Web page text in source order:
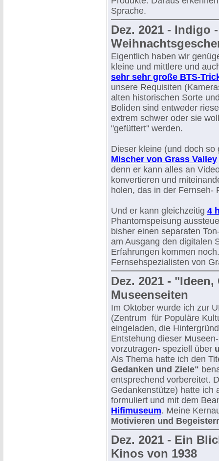
Sprache.
Dez. 2021 - Indigo
Eigentlich haben wir
kleine und mittlere und
sehr sehr große BTS-
unsere Requisiten
alten historischen Sorte
Boliden sind entweder
extrem schwer oder sie
"gefüttert" werden.
Dieser kleine (und doch
Mischer von Grass Valley
denn er kann alles an
konvertieren und
holen, das in der Fernseh-
Und er kann gleichzeitig 4
Phantomspeisung
bisher einen separaten
am Ausgang den digitalen
Erfahrungen kommen
Fernsehspezialisten von
Dez. 2021 -
Museenseiten
Im Oktober wurde ich zur
(Zentrum für Populäre
eingeladen, die
Entstehung dieser
vorzutragen- speziell über
Als Thema hatte ich den
Gedanken und Ziele"
entsprechend vorbereitet.
Gedankenstütze) hatte ich
formuliert und mit dem
Hifimuseum. Meine
Motivieren und
Dez. 2021 - Ein
Kinos von 1938